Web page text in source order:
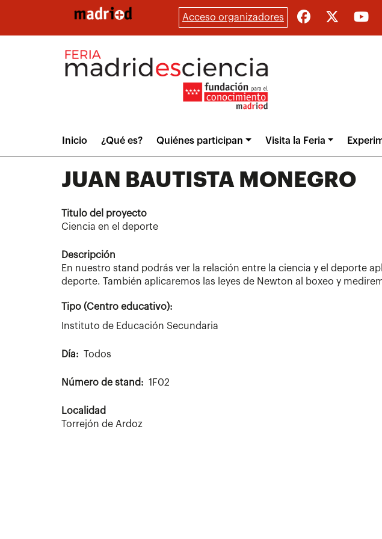
Acceso organizadores
Main
menuInicio ¿Qué es? Quiénes participan Visita la Feria
JUAN BAUTISTA MONEGRO
Titulo del proyecto
Ciencia en el deporte
Descripción
En nuestro stand podrás ver la relación entre la ciencia y el deporte
deporte. También aplicaremos las leyes de Newton al boxeo y
Tipo (Centro educativo):
Instituto de Educación Secundaria
Día Todos
Número de stand 1F02
Localidad
Torrejón de Ardoz